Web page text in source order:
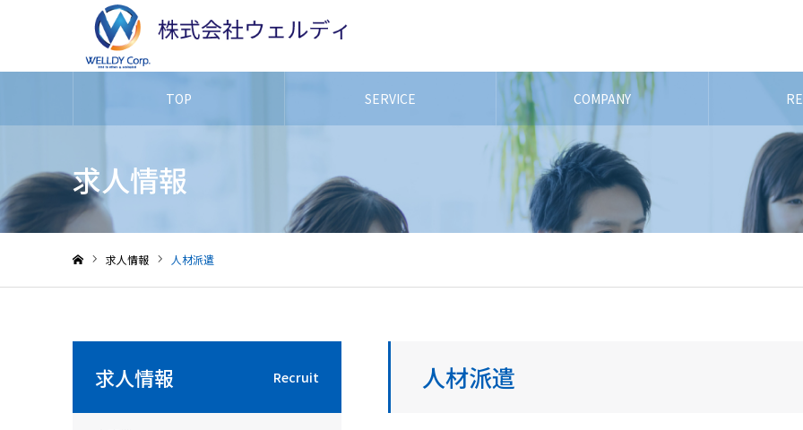
TOP SERVICE COMPANY
求人情報
求人情報 人材派遣
人材派遣
求人情報 Recruit